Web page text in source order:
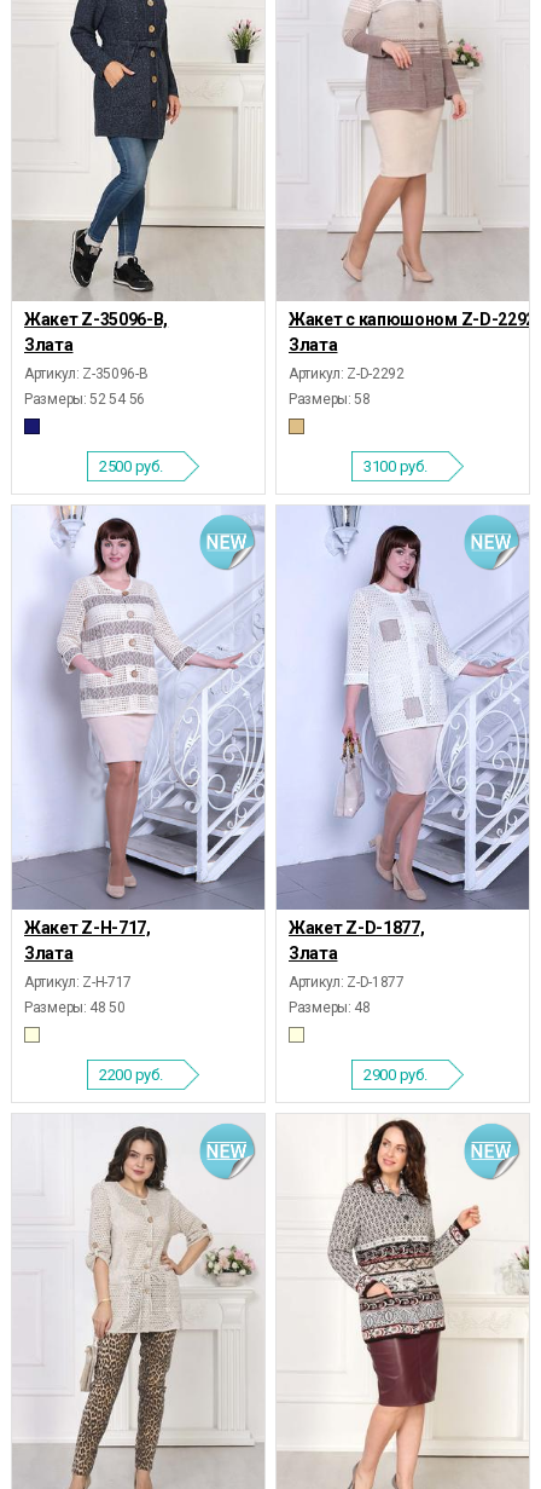
Жакет Z-35096-B,
Злата
Артикул: Z-35096-B
Размеры: 52 54 56
2500 руб.
Жакет с капюшоном Z-D-2292,
Злата
Артикул: Z-D-2292
Размеры: 58
3100 руб.
Жакет Z-Н-717,
Злата
Артикул: Z-Н-717
Размеры: 48 50
2200 руб.
Жакет Z-D-1877,
Злата
Артикул: Z-D-1877
Размеры: 48
2900 руб.